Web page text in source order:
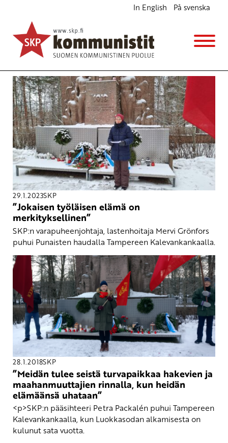
In English På svenska
punaiset
29.1.2023SKP
”Jokaisen työläisen elämä on
merkityksellinen”
SKP:n varapuheenjohtaja, lastenhoitaja Mervi Grönfors
puhui Punaisten haudalla Tampereen Kalevankankaalla.
28.1.2018SKP
”Meidän tulee seistä turvapaikkaa hakevien ja
maahanmuuttajien rinnalla, kun heidän
elämäänsä uhataan”
<p>SKP:n pääsihteeri Petra Packalén puhui Tampereen
Kalevankankaalla, kun Luokkasodan alkamisesta on
kulunut sata vuotta.